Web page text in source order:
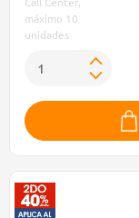
máximo 10
unidades